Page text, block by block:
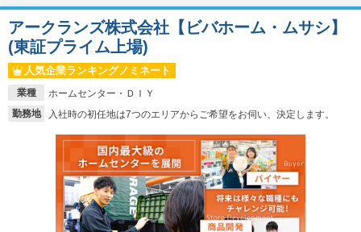
就活ノウハウ・サポート
適職診断
あなたに合う仕事を診断！
就活チャンネル
動画で対策講座をチェック
就活ニュースペーパー
就活時事ニュースを更新
よくある質問
不明点があればこちら
業種
ホームセンター・ＤＩＹ
勤務地
入社時の初任地は7つのエリアからご希望をお伺い、決定します。
アークランズ株式会社【ビバホーム・ムサシ】
(東証プライム上場)
人気企業ランキングノミネート